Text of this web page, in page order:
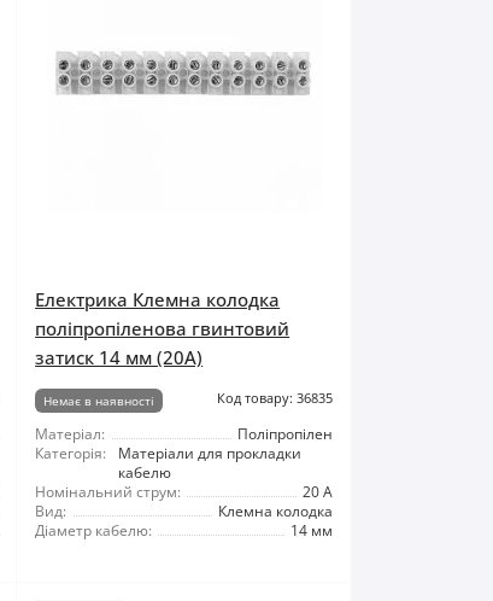
Електрика Клемна колодка
поліпропіленова гвинтовий
затиск 14 мм (20А)
Немає в наявності Код товару: 36835
Матеріал:
Поліпропілен
Категорія:
Матеріали для прокладки
кабелю
Номінальний струм:
20 А
Вид:
Клемна колодка
Діаметр кабелю:
14 мм